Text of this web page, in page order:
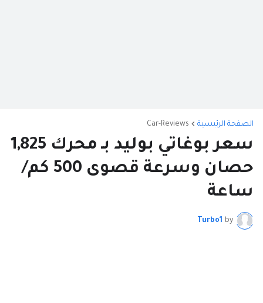
الصفحة الرئيسية Car-Reviews
سعر بوغاتي بوليد بـ محرك 1,825
حصان وسرعة قصوى 500 كم/
ساعة
by
Turbo1